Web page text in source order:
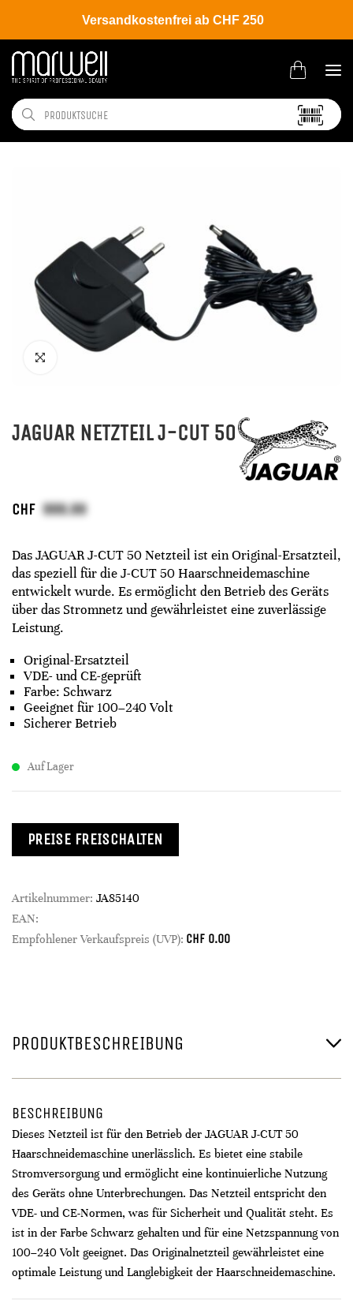
Versandkostenfrei ab CHF 250
Shop Tools Haarschneidemaschinen Zubehör
JAGUAR NETZTEIL J-CUT 50
CHF
Das JAGUAR J-CUT 50 Netzteil ist ein Original-Ersatzteil,
das speziell für die J-CUT 50 Haarschneidemaschine
entwickelt wurde. Es ermöglicht den Betrieb des Geräts
über das Stromnetz und gewährleistet eine zuverlässige
Leistung.
Original-Ersatzteil
VDE- und CE-geprüft
Farbe: Schwarz
Geeignet für 100–240 Volt
Sicherer Betrieb
Auf Lager
PREISE FREISCHALTEN
Artikelnummer: JA85140
EAN:
Empfohlener Verkaufspreis (UVP): CHF 0.00
PRODUKTBESCHREIBUNG
BESCHREIBUNG
Dieses Netzteil ist für den Betrieb der JAGUAR J-CUT 50
Haarschneidemaschine unerlässlich. Es bietet eine stabile
Stromversorgung und ermöglicht eine kontinuierliche Nutzung
des Geräts ohne Unterbrechungen. Das Netzteil entspricht den
VDE- und CE-Normen, was für Sicherheit und Qualität steht. Es
ist in der Farbe Schwarz gehalten und für eine Netzspannung von
100–240 Volt geeignet. Das Originalnetzteil gewährleistet eine
optimale Leistung und Langlebigkeit der Haarschneidemaschine.